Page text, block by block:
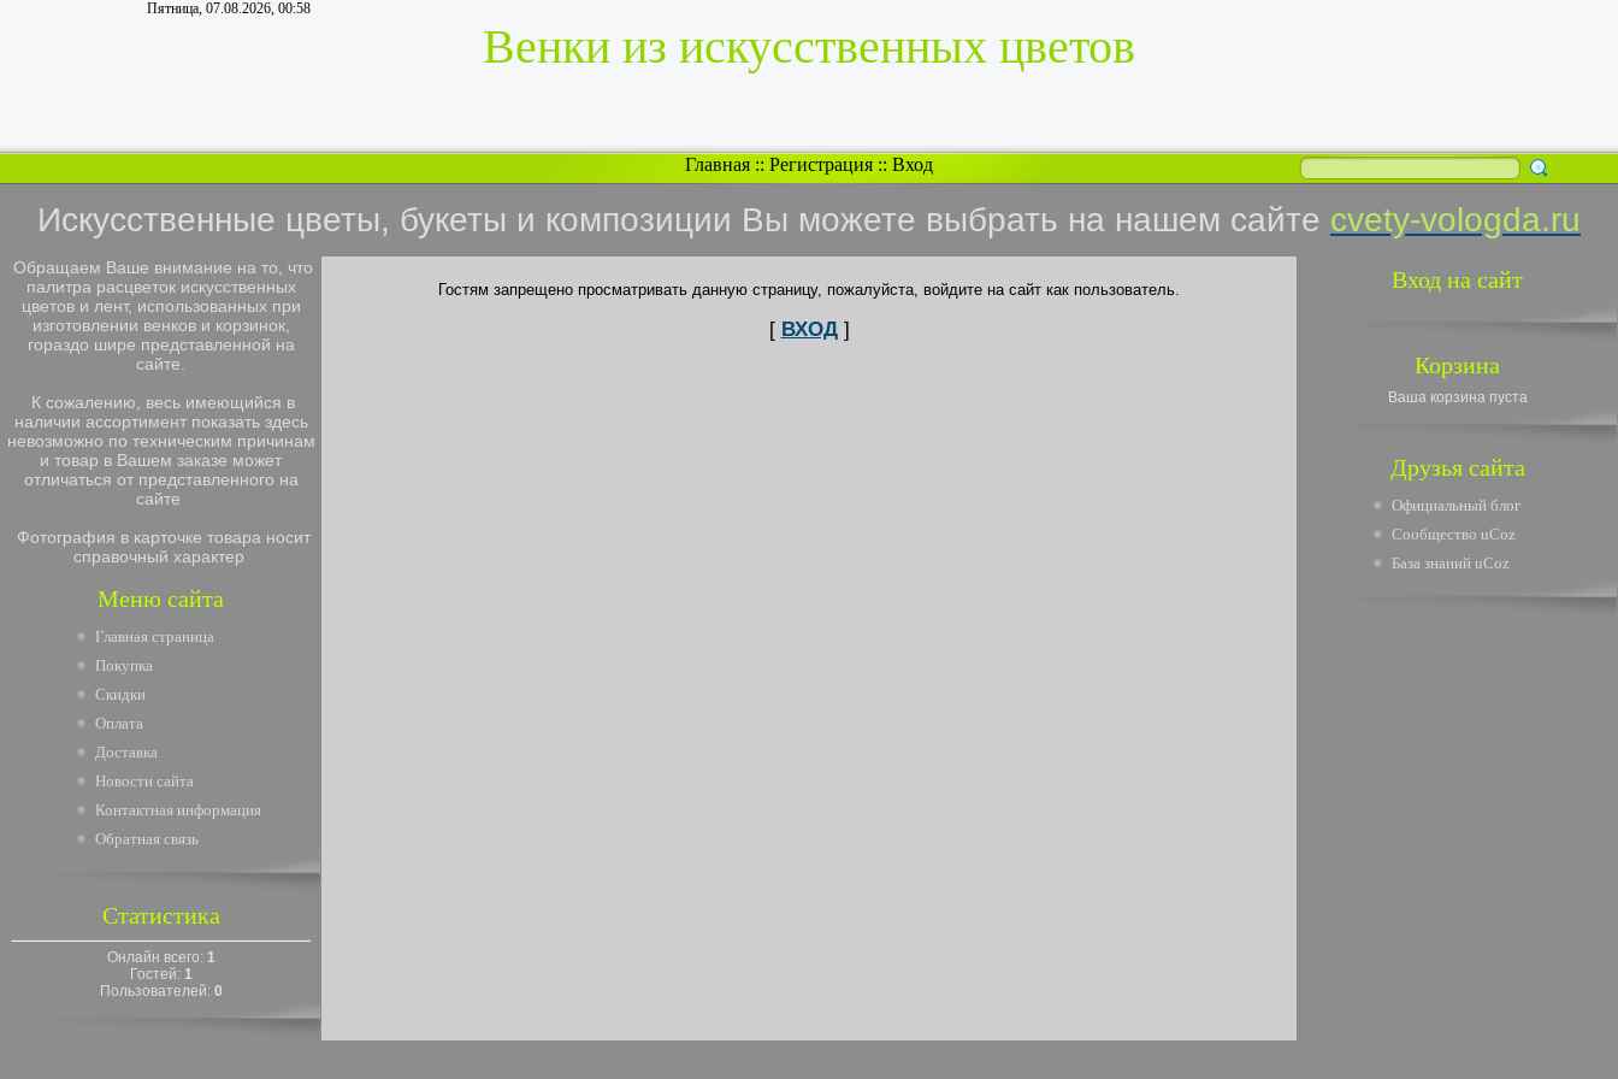
Пятница, 07.08.2026, 00:58
Венки из искусственных цветов
Главная :: Регистрация :: Вход
Искусственные цветы, букеты и композиции Вы можете выбрать на нашем сайте cvety-vologda.ru
Обращаем Ваше внимание на то, что
палитра расцветок искусственных
цветов и лент, использованных при
изготовлении венков и корзинок,
гораздо шире представленной на
сайте.
К сожалению, весь имеющийся в
наличии ассортимент показать здесь
невозможно по техническим причинам
и товар в Вашем заказе может
отличаться от представленного на
сайте
Фотография в карточке товара носит
справочный характер
Меню сайта
Главная страница
Покупка
Скидки
Оплата
Доставка
Новости сайта
Контактная информация
Обратная связь
Статистика
Онлайн всего: 1
Гостей: 1
Пользователей: 0
Гостям запрещено просматривать данную страницу, пожалуйста, войдите на сайт как пользователь.
[ ВХОД]
Вход на сайт
Корзина
Ваша корзина пуста
Друзья сайта
Официальный блог
Сообщество uCoz
База знаний uCoz